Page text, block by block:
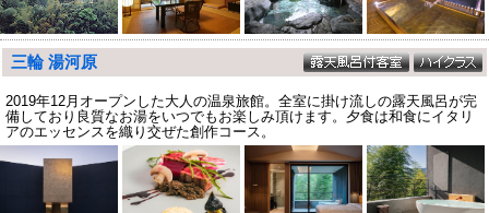
三輪 湯河原
2019年12月オープンした大人の温泉旅館。全室に掛け流しの露天風呂が完
備しており良質なお湯をいつでもお楽しみ頂けます。夕食は和食にイタリ
アのエッセンスを織り交ぜた創作コース。